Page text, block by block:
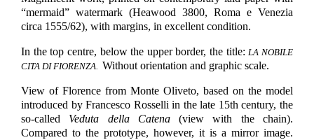
“mermaid” watermark (Heawood 3800, Roma e Venezia
circa 1555/62), with margins, in excellent condition.
In the top centre, below the upper border, the title: LA NOBILE
CITA DI FIORENZA. Without orientation and graphic scale.
View of Florence from Monte Oliveto, based on the model
introduced by Francesco Rosselli in the late 15th century, the
so-called Veduta della Catena(view with the chain).
Compared to the prototype, however, it is a mirror image.